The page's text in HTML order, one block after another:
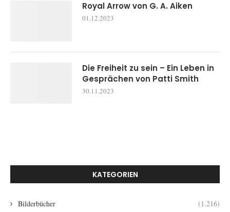
Royal Arrow von G. A. Aiken
01.12.2023
Die Freiheit zu sein – Ein Leben in
Gesprächen von Patti Smith
30.11.2023
KATEGORIEN
Bilderbücher (1.216)